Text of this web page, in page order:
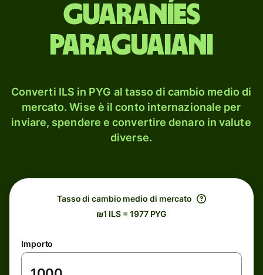
guaraníes
paraguaiani
Converti ILS in PYG al tasso di cambio medio di
mercato. Wise è il conto internazionale per
inviare, spendere e convertire denaro in valute
diverse.
Tasso di cambio medio di mercato
₪1 ILS = 1977 PYG
Importo